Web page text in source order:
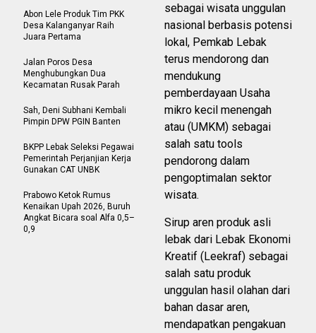
sebagai wisata unggulan
nasional berbasis potensi
lokal, Pemkab Lebak
terus mendorong dan
mendukung
pemberdayaan Usaha
mikro kecil menengah
atau (UMKM) sebagai
salah satu tools
pendorong dalam
pengoptimalan sektor
wisata.
Sirup aren produk asli
lebak dari Lebak Ekonomi
Kreatif (Leekraf) sebagai
salah satu produk
unggulan hasil olahan dari
bahan dasar aren,
mendapatkan pengakuan
Abon Lele Produk Tim PKK
Desa Kalanganyar Raih
Juara Pertama
Jalan Poros Desa
Menghubungkan Dua
Kecamatan Rusak Parah
Sah, Deni Subhani Kembali
Pimpin DPW PGIN Banten
BKPP Lebak Seleksi Pegawai
Pemerintah Perjanjian Kerja
Gunakan CAT UNBK
Prabowo Ketok Rumus
Kenaikan Upah 2026, Buruh
Angkat Bicara soal Alfa 0,5–
0,9